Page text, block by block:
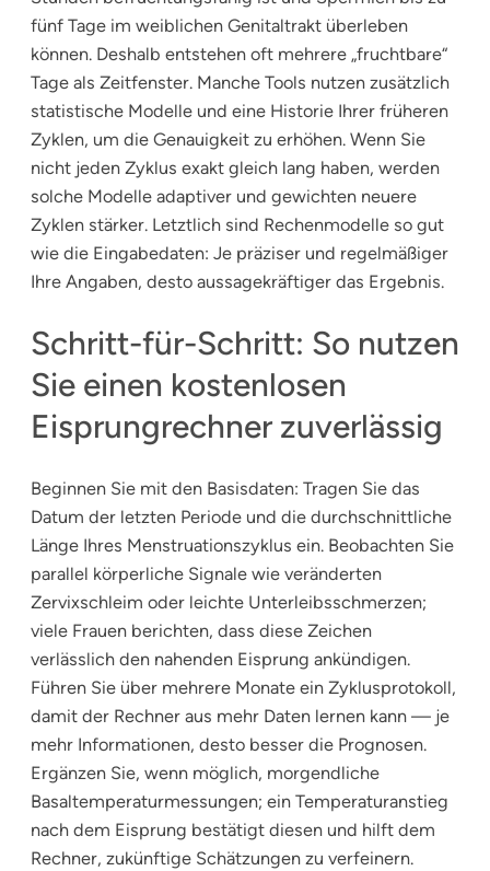
fünf Tage im weiblichen Genitaltrakt überleben
können. Deshalb entstehen oft mehrere „fruchtbare“
Tage als Zeitfenster. Manche Tools nutzen zusätzlich
statistische Modelle und eine Historie Ihrer früheren
Zyklen, um die Genauigkeit zu erhöhen. Wenn Sie
nicht jeden Zyklus exakt gleich lang haben, werden
solche Modelle adaptiver und gewichten neuere
Zyklen stärker. Letztlich sind Rechenmodelle so gut
wie die Eingabedaten: Je präziser und regelmäßiger
Ihre Angaben, desto aussagekräftiger das Ergebnis.
Schritt-für-Schritt: So nutzen
Sie einen kostenlosen
Eisprungrechner zuverlässig
Beginnen Sie mit den Basisdaten: Tragen Sie das
Datum der letzten Periode und die durchschnittliche
Länge Ihres Menstruationszyklus ein. Beobachten Sie
parallel körperliche Signale wie veränderten
Zervixschleim oder leichte Unterleibsschmerzen;
viele Frauen berichten, dass diese Zeichen
verlässlich den nahenden Eisprung ankündigen.
Führen Sie über mehrere Monate ein Zyklusprotokoll,
damit der Rechner aus mehr Daten lernen kann — je
mehr Informationen, desto besser die Prognosen.
Ergänzen Sie, wenn möglich, morgendliche
Basaltemperaturmessungen; ein Temperaturanstieg
nach dem Eisprung bestätigt diesen und hilft dem
Rechner, zukünftige Schätzungen zu verfeinern.